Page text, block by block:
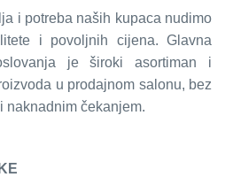
i potreba naših kupaca nudimo
i povoljnih cijena. Glavna
je široki asortiman i
u prodajnom salonu, bez
naknadnim čekanjem.